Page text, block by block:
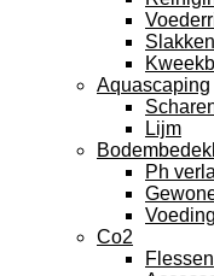
Aquascaping
Lijm
Ph
Co2
Flessen